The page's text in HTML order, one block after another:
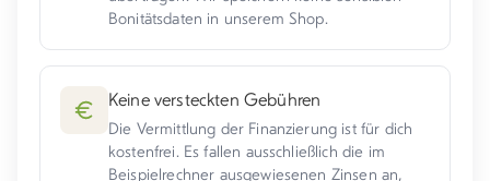
Bonitätsdaten in unserem Shop.
Keine versteckten Gebühren
Die Vermittlung der Finanzierung ist für dich
kostenfrei. Es fallen ausschließlich die im
Beispielrechner ausgewiesenen Zinsen an,